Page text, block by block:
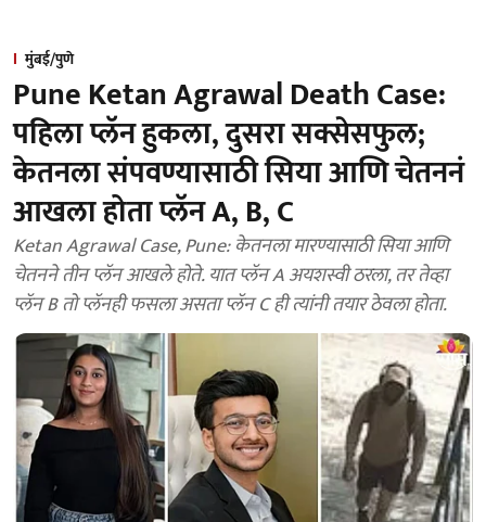
मुंबई/पुणे
Pune Ketan Agrawal Death Case:
पहिला प्लॅन हुकला, दुसरा सक्सेसफुल;
केतनला संपवण्यासाठी सिया आणि चेतननं
आखला होता प्लॅन A, B, C
Ketan Agrawal Case, Pune: केतनला मारण्यासाठी सिया आणि
चेतनने तीन प्लॅन आखले होते. यात प्लॅन A अयशस्वी ठरला, तर तेव्हा
प्लॅन B तो प्लॅनही फसला असता प्लॅन C ही त्यांनी तयार ठेवला होता.